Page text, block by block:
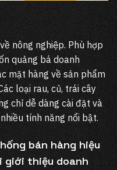
nông nghiệp. Phù hợp
quảng bá doanh
mặt hàng về sản phẩm
loại rau, củ, trái cây
chỉ dễ dàng cài đặt và
tính năng nổi bật.
bán hàng hiệu
giới thiệu doanh